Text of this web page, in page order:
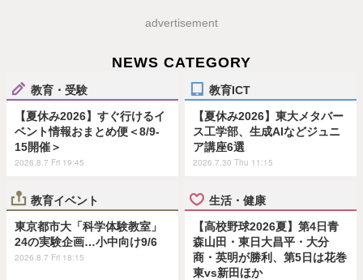
advertisement
NEWS CATEGORY
教育・受験
【夏休み2026】すぐ行けるイ
ベント情報おまとめ便＜8/9-
15開催＞
2026.8.7 Fri 19:45
教育ICT
【夏休み2026】東大メタバー
ス工学部、生成AIなどジュニ
ア講座6選
2026.7.30 Thu 11:15
教育イベント
東京都市大「科学体験教室」
24の実験企画…小中向け9/6
2026.8.7 Fri 18:15
生活・健康
【高校野球2026夏】第4日青
森山田・東日大昌平・大分
商・英明が勝利、第5日は花巻
東vs新田ほか